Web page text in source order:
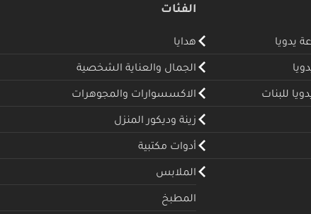
يدويا
للبنات
الفئات
هدايا
الجمال والعناية الشخصية
الاكسسوارات والمجوهرات
زينة وديكور المنزل
أدوات مكتبية
الملابس
المطبخ